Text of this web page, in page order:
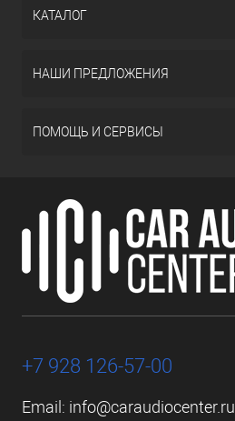
КАТАЛОГ
НАШИ ПРЕДЛОЖЕНИЯ
ПОМОЩЬ И СЕРВИСЫ
+7 928 126-57-00
Email: info@caraudiocenter.ru